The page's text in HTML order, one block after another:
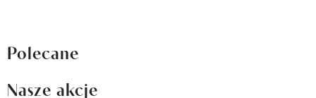
Polecane
Nasze akcje